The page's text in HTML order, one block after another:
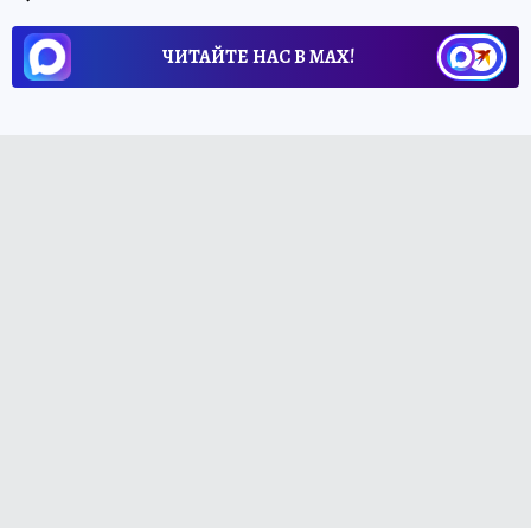
ЧИТАЙТЕ НАС В МАХ!